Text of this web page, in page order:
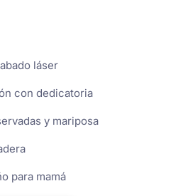
Comunión:
para invitados
láser
con dedicatoria
y mariposa
para mamá